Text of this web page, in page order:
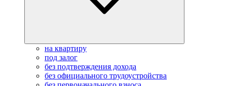
на квартиру
под залог
без подтверждения дохода
без официального трудоустройства